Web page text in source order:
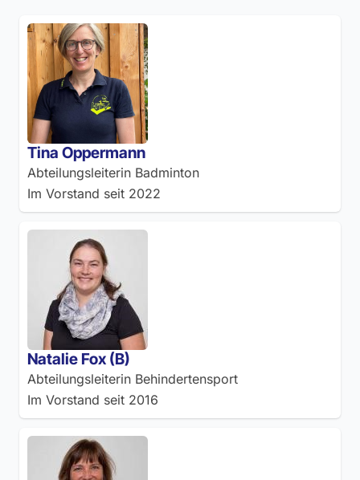
Tina Oppermann
Abteilungsleiterin Badminton
Im Vorstand seit 2022
Natalie Fox (B)
Abteilungsleiterin Behindertensport
Im Vorstand seit 2016